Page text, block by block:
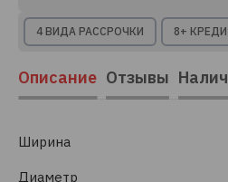
4 ВИДА РАССРОЧКИ 8+
Описание Отзывы
Ширина
Диаметр